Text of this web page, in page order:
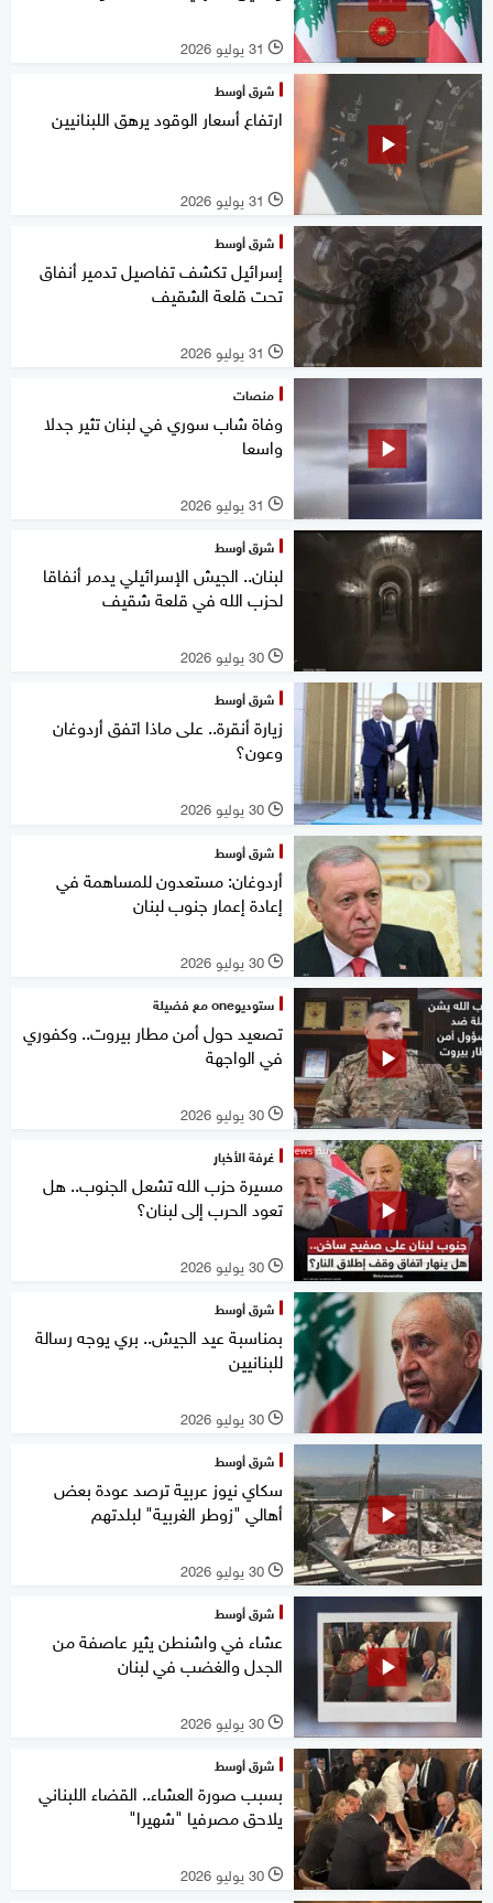
l 31 يوليو 2026
شرق أوسط
ارتفاع أسعار الوقود يرهق اللبنانيين
l 31 يوليو 2026
شرق أوسط
إسرائيل تكشف تفاصيل تدمير أنفاق
تحت قلعة الشقيف
l 31 يوليو 2026
منصات
وفاة شاب سوري في لبنان تثير جدلا
واسعا
l 31 يوليو 2026
شرق أوسط
لبنان.. الجيش الإسرائيلي يدمر أنفاقا
لحزب الله في قلعة شقيف
l 30 يوليو 2026
شرق أوسط
زيارة أنقرة.. على ماذا اتفق أردوغان
وعون؟
l 30 يوليو 2026
شرق أوسط
أردوغان: مستعدون للمساهمة في
إعادة إعمار جنوب لبنان
l 30 يوليو 2026
ستوديوone مع فضيلة
تصعيد حول أمن مطار بيروت.. وكفوري
في الواجهة
l 30 يوليو 2026
غرفة الأخبار
مسيرة حزب الله تشعل الجنوب.. هل
تعود الحرب إلى لبنان؟
l 30 يوليو 2026
شرق أوسط
بمناسبة عيد الجيش.. بري يوجه رسالة
للبنانيين
l 30 يوليو 2026
شرق أوسط
سكاي نيوز عربية ترصد عودة بعض
أهالي "زوطر الغربية" لبلدتهم
l 30 يوليو 2026
شرق أوسط
عشاء في واشنطن يثير عاصفة من
الجدل والغضب في لبنان
l 30 يوليو 2026
شرق أوسط
بسبب صورة العشاء.. القضاء اللبناني
يلاحق مصرفيا "شهيرا"
l 30 يوليو 2026